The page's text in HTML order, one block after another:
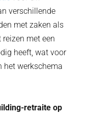
verschillende
met zaken als
met een
heeft, wat voor
het werkschema
retraite op